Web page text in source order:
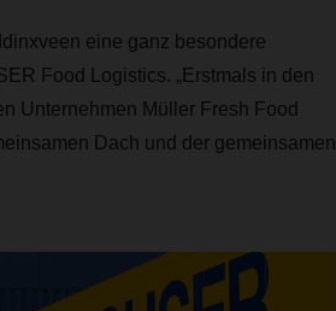
eine ganz besondere
Food Logistics. „Erstmals in den
Unternehmen Müller Fresh Food
Dach und der gemeinsamen